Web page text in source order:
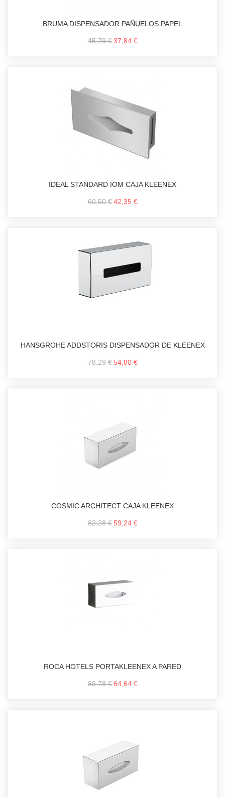
BRUMA DISPENSADOR PAÑUELOS PAPEL
45,79 € 37,84 €
IDEAL STANDARD IOM CAJA KLEENEX
60,50 € 42,35 €
HANSGROHE ADDSTORIS DISPENSADOR DE KLEENEX
78,29 € 54,80 €
COSMIC ARCHITECT CAJA KLEENEX
82,28 € 59,24 €
ROCA HOTELS PORTAKLEENEX A PARED
89,78 € 64,64 €